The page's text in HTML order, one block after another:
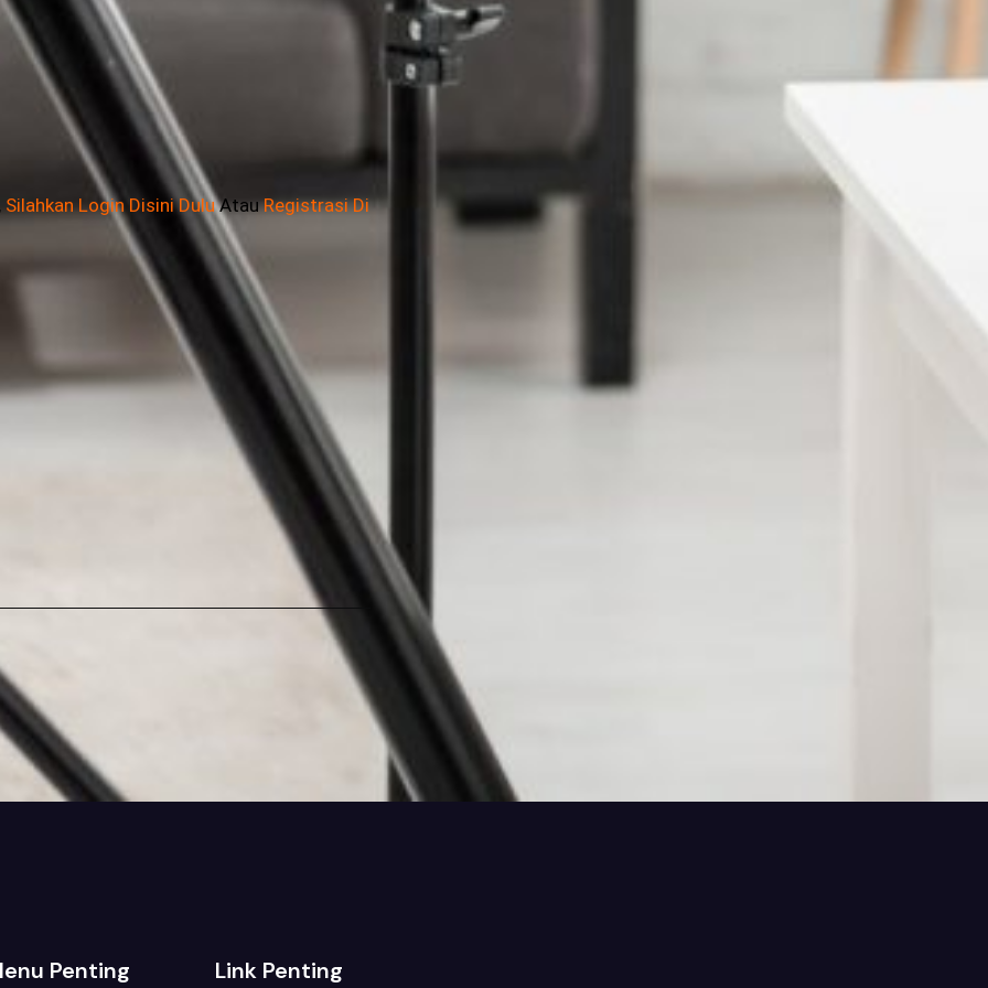
Silahkan Login Disini DuluAtauRegistrasi Di
Penting Link Penting